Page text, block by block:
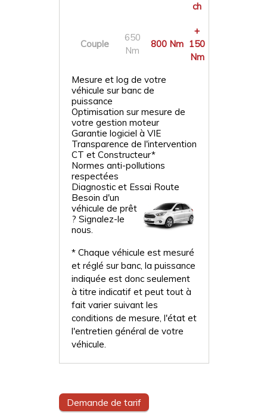
ch
Couple
650
Nm
800 Nm
+
150
Nm
Mesure et log de votre
véhicule sur banc de
puissance
Optimisation sur mesure de
votre gestion moteur
Garantie logiciel à VIE
Transparence de l'intervention
CT et Constructeur*
Normes anti-pollutions
respectées
Diagnostic et Essai Route
Besoin d'un
véhicule de prêt
? Signalez-le
nous.
* Chaque véhicule est mesuré
et réglé sur banc, la puissance
indiquée est donc seulement
à titre indicatif et peut tout à
fait varier suivant les
conditions de mesure, l'état et
l'entretien général de votre
véhicule.
Demande de tarif